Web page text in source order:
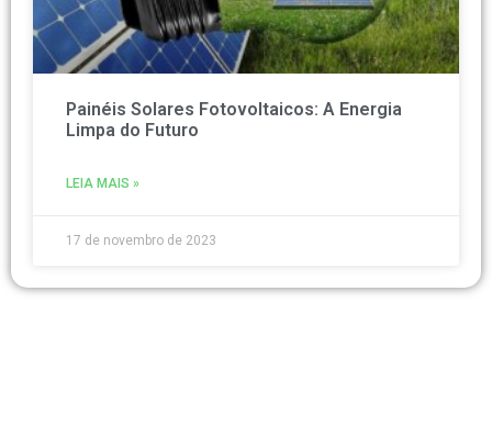
Painéis Solares Fotovoltaicos: A Energia
Limpa do Futuro
LEIA MAIS »
17 de novembro de 2023